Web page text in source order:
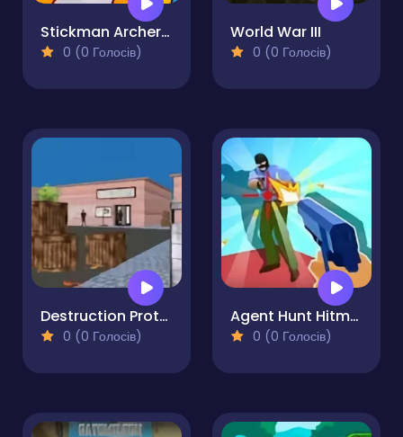
Stickman Archer Shooting Arrows at Reds
0 (0 Голосів)
World War III
0 (0 Голосів)
Destruction Protocol Stealth Shooter
0 (0 Голосів)
Agent Hunt Hitman Shooter
0 (0 Голосів)